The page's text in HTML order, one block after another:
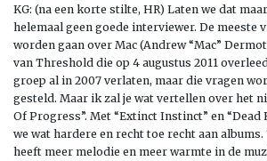
KG: (na een korte stilte, HR) Laten we dat
helemaal geen goede interviewer. De meeste
worden gaan over Mac (Andrew “Mac”
van Threshold die op 4 augustus 2011
groep al in 2007 verlaten, maar die vragen
gesteld. Maar ik zal je wat vertellen over het
Of Progress”. Met “Extinct Instinct” en “Dead
we wat hardere en recht toe recht aan
heeft meer melodie en meer warmte in de